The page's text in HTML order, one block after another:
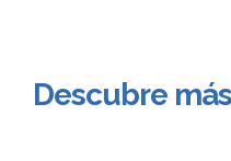
Descubre